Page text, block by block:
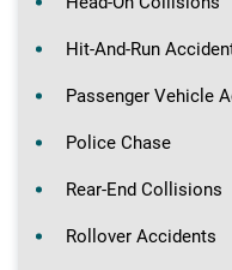
Hit-And-Run
Passenger Vehicle
Police Chase
Rear-End Collisions
Rollover Accidents